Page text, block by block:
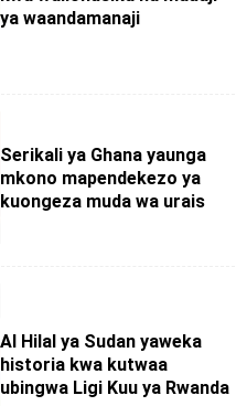
ya waandamanaji
Serikali ya Ghana yaunga
mkono mapendekezo ya
kuongeza muda wa urais
Al Hilal ya Sudan yaweka
historia kwa kutwaa
ubingwa Ligi Kuu ya Rwanda